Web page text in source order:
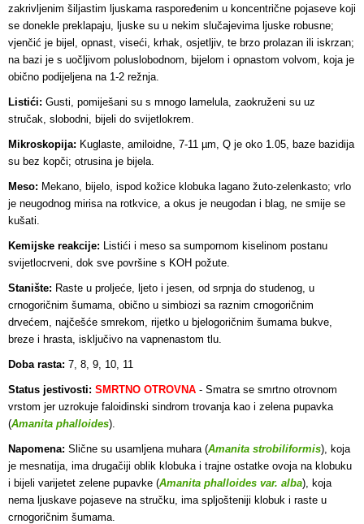
zakrivljenim šiljastim ljuskama raspoređenim u koncentrične pojaseve koji
se donekle preklapaju, ljuske su u nekim slučajevima ljuske robusne;
vjenčić je bijel, opnast, viseći, krhak, osjetljiv, te brzo prolazan ili iskrzan;
na bazi je s uočljivom poluslobodnom, bijelom i opnastom volvom, koja je
obično podijeljena na 1-2 režnja.
Listići: Gusti, pomiješani su s mnogo lamelula, zaokruženi su uz
stručak, slobodni, bijeli do svijetlokrem.
Mikroskopija: Kuglaste, amiloidne, 7-11 µm, Q je oko 1.05, baze bazidija
su bez kopči; otrusina je bijela.
Meso: Mekano, bijelo, ispod kožice klobuka lagano žuto-zelenkasto; vrlo
je neugodnog mirisa na rotkvice, a okus je neugodan i blag, ne smije se
kušati.
Kemijske reakcije: Listići i meso sa sumpornom kiselinom postanu
svijetlocrveni, dok sve površine s KOH požute.
Stanište: Raste u proljeće, ljeto i jesen, od srpnja do studenog, u
crnogoričnim šumama, obično u simbiozi sa raznim crnogoričnim
drvećem, najčešće smrekom, rijetko u bjelogoričnim šumama bukve,
breze i hrasta, isključivo na vapnenastom tlu.
Doba rasta: 7, 8, 9, 10, 11
Status jestivosti: SMRTNO OTROVNA - Smatra se smrtno otrovnom
vrstom jer uzrokuje faloidinski sindrom trovanja kao i zelena pupavka
(Amanita phalloides).
Napomena: Slične su usamljena muhara (Amanita strobiliformis), koja
je mesnatija, ima drugačiji oblik klobuka i trajne ostatke ovoja na klobuku
i bijeli varijetet zelene pupavke (Amanita phalloides var. alba), koja
nema ljuskave pojaseve na stručku, ima spljošteniji klobuk i raste u
crnogoričnim šumama.